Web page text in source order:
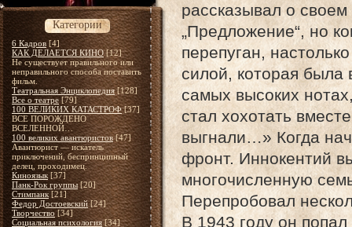
Категории
6 Кадров [4]
КАК ДЕЛАЕТСЯ КИНО [12]
Не существует правильного или
неправильного способа поставить
фильм.
Театральная Энциклопедия [128]
Все о театре [79]
100 ВЕЛИКИХ КАТАСТРОФ [37]
ВСЕ ПОРОЖДЕНО
ВСЕЛЕННОЙ…
100 великих авантюристов [47]
Авантюрист — искатель
приключений, беспринципный
делец, проходимец.
Киноязык [37]
Панк-Рок группы [20]
Стимпанк [21]
Федор Достоевский [24]
Творчество [34]
Социальная психология [34]
рассказывал о
„Предложение“, но
перепуган,
силой, которая была
самых высоких
стал хохотать
выгнали…» Когда
фронт. Иннокентий
многочисленную
Перепробовал
В 1943 году он